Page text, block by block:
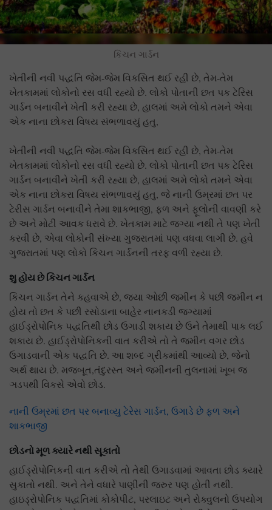
કિચન ગાર્ડન
ખેતીની નવી પદ્ધતિ જેમ-જેમ વિકસિત થઈ રહી છે, તેમ-તેમ
ખેતકામમાં લોકોનો રસ વધી રહ્યો છે. લોકો પોતાની છત પક ટેરિસ
ગાર્ડન બનાવીને ખેતી કરી રહ્યા છે, હાલમાં અમે લોકો તમને એવા
એક નાના છોકરા વિષય સંભળાવયું હતુ,
ખેતીની નવી પદ્ધતિ જેમ-જેમ વિકસિત થઈ રહી છે, તેમ-તેમ
ખેતકામમાં લોકોનો રસ વધી રહ્યો છે. લોકો પોતાની છત પક ટેરિસ
ગાર્ડન બનાવીને ખેતી કરી રહ્યા છે, હાલમાં અમે લોકો તમને એવા
એક નાના છોકરા વિષય સંભળાવયું હતુ, જે નાની ઉમ્રમાં છત પર
ટેરીસ ગાર્ડન બનાવીને તેમા શાકભાજી, ફળ અને ફૂલોની વાવણી કરે
છે અને મોટી આવક ધરાવે છે. ખેતકામ માટે જગ્યા નથી તે પણ ખેતી
કરવી છે, એવા લોકોની સંખ્યા ગુજરાતમાં પણ વધવા લાગી છે. હવે
ગુજરાતમાં પણ લોકો કિચન ગાર્ડનની તરફ વળી રહ્યા છે.
શુ હોય છે કિચન ગાર્ડન
કિચન ગાર્ડન તેને કહવાએ છે, જ્યા ઓછી જમીન કે પછી જમીન ન
હોય તો છત કે પછી રસોડાના બાહેર નાનકડી જગ્યામાં
હાઈડ્રોપોનિક પદ્ધતિથી છોડ ઉગાડી શકાય છે ઉને તેમાથી પાક લઈ
શકાય છે. હાઈડ્રોપોનિકની વાત કરીએ તો તે જમીન વગર છોડ
ઉગાડવાની એક પદ્ધતિ છે. આ શબ્દ ગ્રીકમાંથી આવ્યો છે, જેનો
અર્થ થાય છે. મજબૂત,તંદુરસ્ત અને જમીનની તુલનામાં ખૂબ જ
ઞડપથી વિકસે એવો છોડ.
નાની ઉમ્રમાં છત પર બનાવ્યુ ટેરેસ ગાર્ડન, ઉગાડે છે ફળ અને
શાકભાજી
છોડનો મૂળ ક્યારે નથી સૂકાતો
હાઈડ્રોપોનિકની વાત કરીએ તો તેથી ઉગાડવામાં આવતા છોડ ક્યારે
સુકાતો નથી. અને તેને વધારે પાણીની જરુર પણ હોતી નથી.
હાઇડ્રોપોનિક પદ્ધતિમાં કોકોપીટ, પરલાઇટ અને રોક્વુલનો ઉપયોગ